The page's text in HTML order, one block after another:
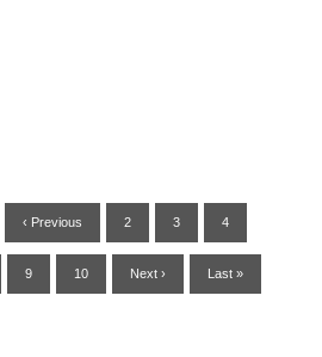
‹ Previous 2 3 4
9 10 Next › Last »